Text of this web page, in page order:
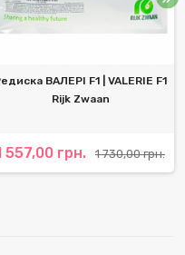
ВАЛЕРІ F1 | VALERIE F1
Rijk Zwaan
557,00 грн. 1 730,00 грн.